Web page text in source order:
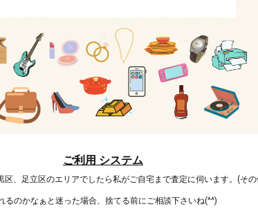
ご利用 システム
、足立区のエリアでしたら私がご自宅まで査定に伺います。(そ
るのかなぁと迷った場合、捨てる前にご相談下さいね(^^)